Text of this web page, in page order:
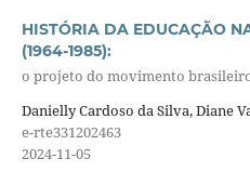
HISTÓRIA DA EDUCAÇÃO
(1964-1985):
o projeto do movimento
Danielly Cardoso da Silva, Diane
e-rte331202463
2024-11-05